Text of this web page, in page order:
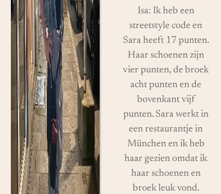
Isa: Ik heb een
streetstyle code en
Sara heeft 17 punten.
Haar schoenen zijn
vier punten, de broek
acht punten en de
bovenkant vijf
punten. Sara werkt in
een restaurantje in
München en ik heb
haar gezien omdat ik
haar schoenen en
broek leuk vond.